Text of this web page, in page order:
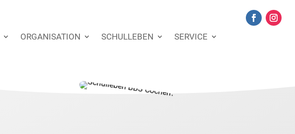
ORGANISATION SCHULLEBEN SERVICE